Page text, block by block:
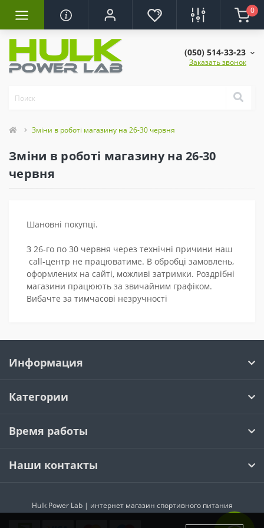
0
(050) 514-33-23
Заказать звонок
Зміни в роботі магазину на 26-30 червня
Зміни в роботі магазину на 26-30
червня
Шановні покупці.
З 26-го по 30 червня через технічні причини наш
call-центр не працюватиме. В обробці замовлень,
оформлених на сайті, можливі затримки. Роздрібні
магазини працюють за звичайним графіком.
Вибачте за тимчасові незручності
Информация
Категории
Время работы
Наши контакты
Hulk Power Lab | интернет магазин спортивного питания